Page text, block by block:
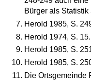
Bürger als
Herold 1985, S.
Herold 1974, S. 15.
Herold 1985, S.
Herold 1985, S.
Die Ortsgemeinde